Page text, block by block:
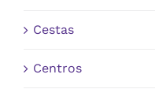
Cestas
Centros